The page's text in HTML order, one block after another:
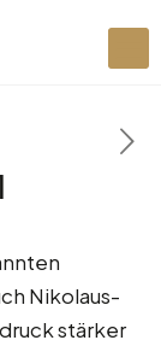
Nikolaus-
stärker